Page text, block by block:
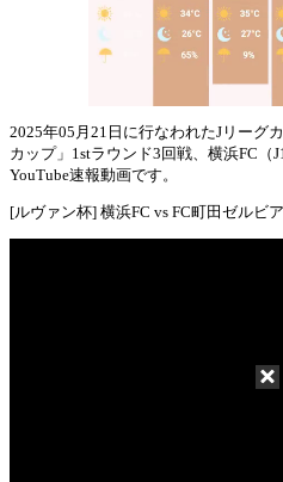
2025年05月21日に行なわれたJリーグ
カップ」1stラウンド3回戦、横浜FC（
YouTube速報動画です。
[ルヴァン杯] 横浜FC vs FC町田ゼルビ